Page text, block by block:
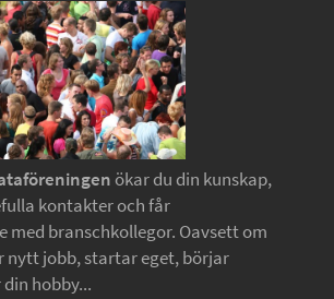
ökar du din kunskap,
kontakter och får
med branschkollegor. Oavsett om
nytt jobb, startar eget, börjar
hobby...